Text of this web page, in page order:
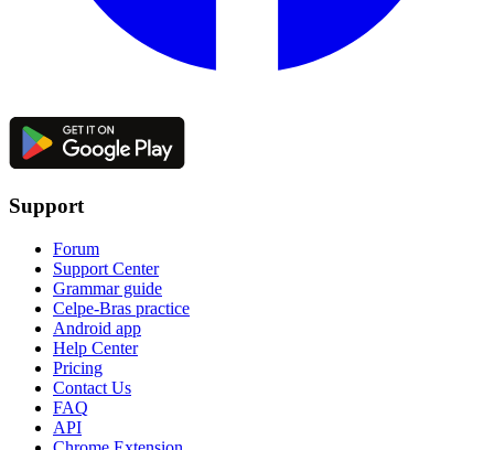
Support
Forum
Support Center
Grammar guide
Celpe-Bras practice
Android app
Help Center
Pricing
Contact Us
FAQ
API